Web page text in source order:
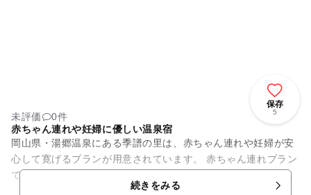
保存
5
未評価
0件
赤ちゃん連れや妊婦に優しい温泉宿
岡山県・湯郷温泉にある季譜の里は、赤ちゃん連れや妊婦が安
心して寛げるプランが用意されています。 赤ちゃん連れプラン
では、周りを気にせずにゆっくりできる個室食事処での食事・
続きをみる